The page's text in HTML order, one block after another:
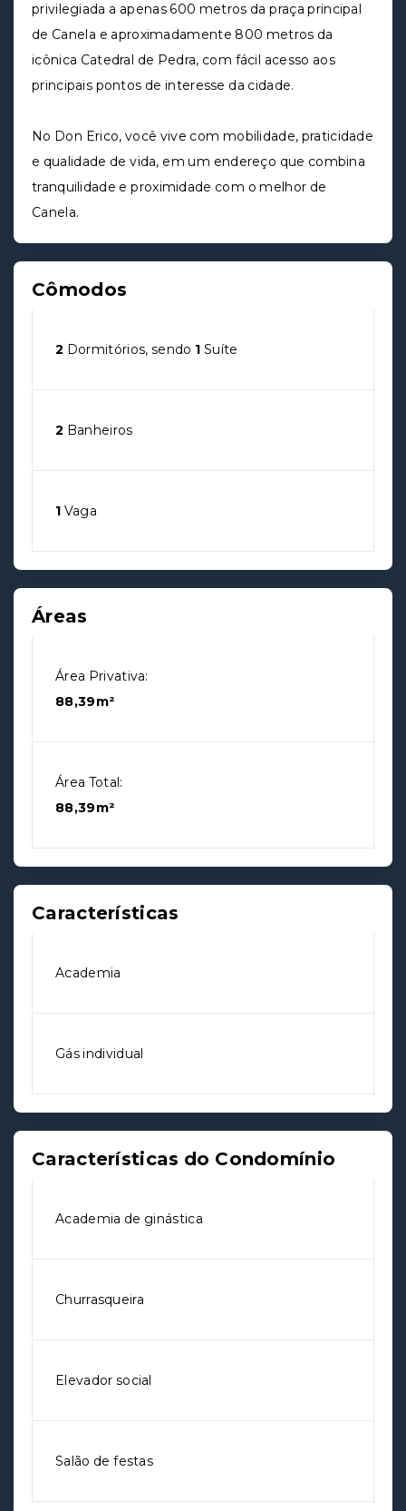
privilegiada a apenas 600 metros da praça principal
de Canela e aproximadamente 800 metros da
icônica Catedral de Pedra, com fácil acesso aos
principais pontos de interesse da cidade.
No Don Erico, você vive com mobilidade, praticidade
e qualidade de vida, em um endereço que combina
tranquilidade e proximidade com o melhor de
Canela.
Cômodos
2 Dormitórios, sendo 1 Suíte
2 Banheiros
1 Vaga
Áreas
Área Privativa:
88,39m²
Área Total:
88,39m²
Características
Academia
Gás individual
Características do Condomínio
Academia de ginástica
Churrasqueira
Elevador social
Salão de festas